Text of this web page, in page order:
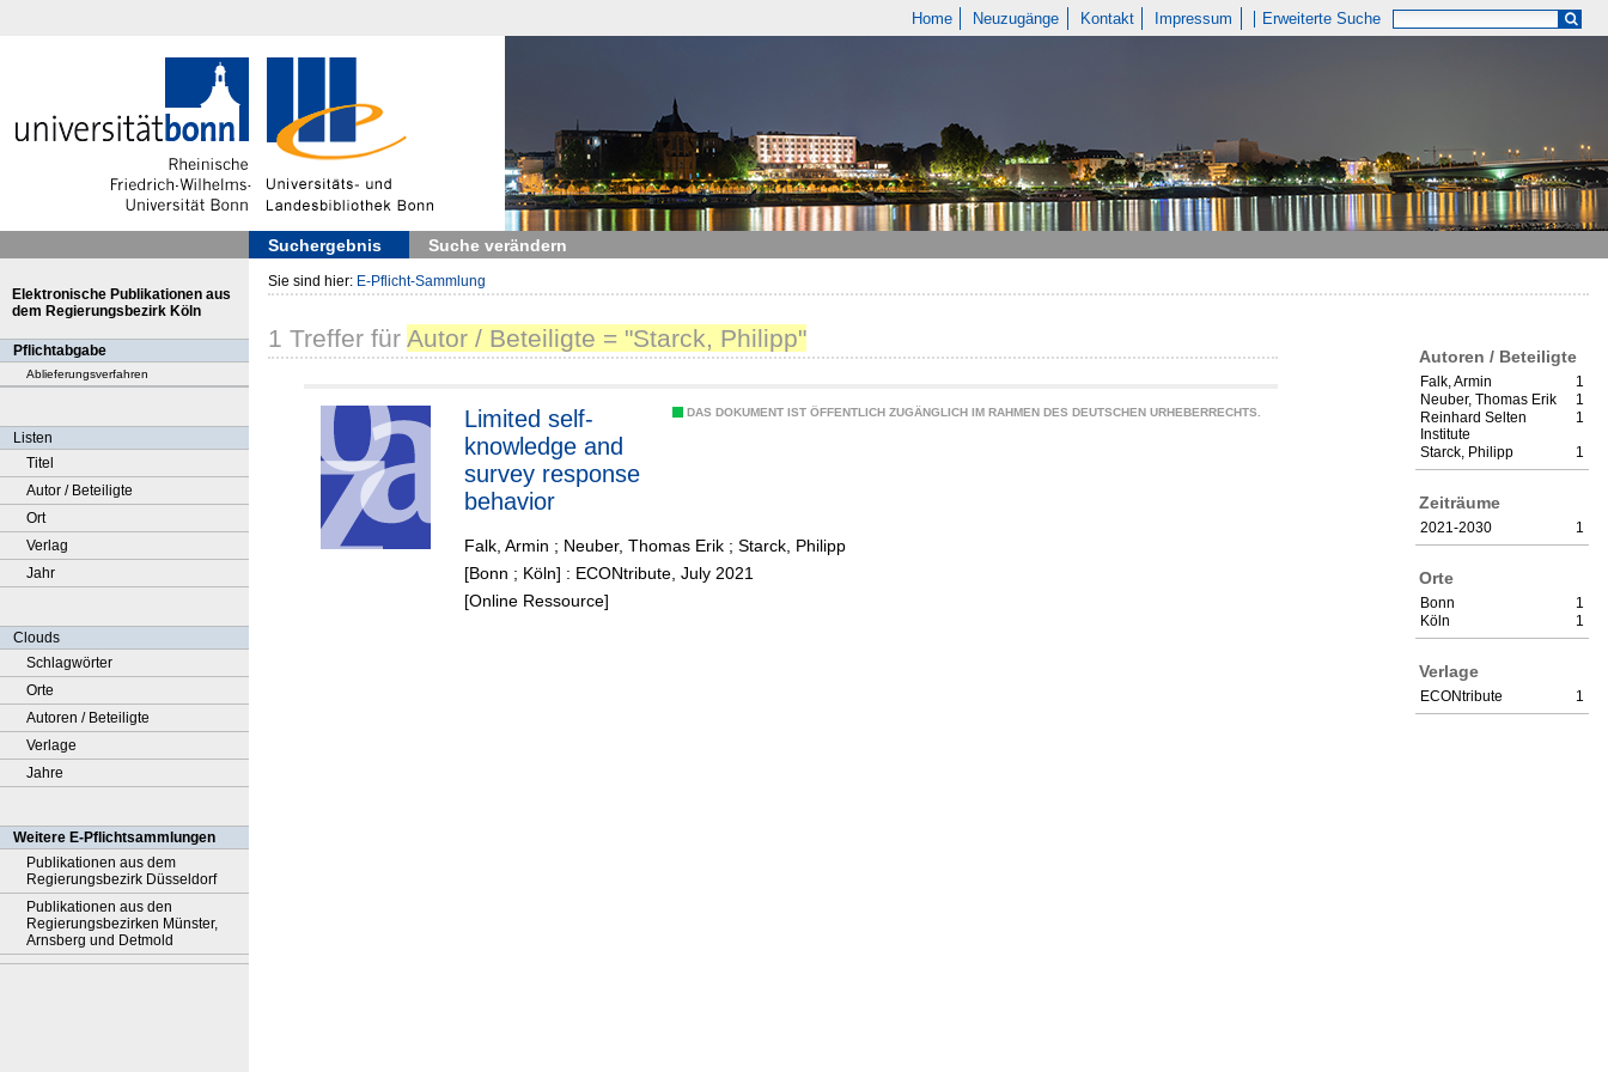
Home Neuzugänge Kontakt Impressum Erweiterte Suche
Suchergebnis Suche verändern
Elektronische Publikationen aus
dem Regierungsbezirk Köln
Pflichtabgabe
Ablieferungsverfahren
Listen
Titel
Autor / Beteiligte
Ort
Verlag
Jahr
Clouds
Schlagwörter
Orte
Autoren / Beteiligte
Verlage
Jahre
Weitere E-Pflichtsammlungen
Publikationen aus dem
Regierungsbezirk Düsseldorf
Publikationen aus den
Regierungsbezirken Münster,
Arnsberg und Detmold
Sie sind hier: E-Pflicht-Sammlung
Autoren / Beteiligte
1
Falk, Armin
1
Neuber, Thomas Erik
1
Reinhard Selten
Institute
1
Starck, Philipp
Zeiträume
1
2021-2030
Orte
1
Bonn
1
Köln
Verlage
1
ECONtribute
1 Treffer für Autor / Beteiligte = "Starck, Philipp"
DAS DOKUMENT IST ÖFFENTLICH ZUGÄNGLICH IM RAHMEN DES DEUTSCHEN URHEBERRECHTS.
Limited self-
knowledge and
survey response
behavior
Falk, Armin ; Neuber, Thomas Erik ; Starck, Philipp
[Bonn ; Köln] : ECONtribute, July 2021
[Online Ressource]